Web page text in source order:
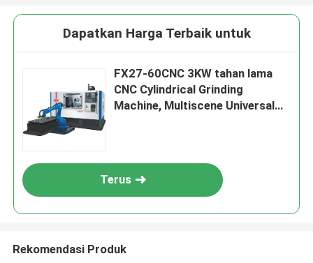
Dapatkan Harga Terbaik untuk
FX27-60CNC 3KW tahan lama
CNC Cylindrical Grinding
Machine, Multiscene Universal
Terus
Rekomendasi Produk